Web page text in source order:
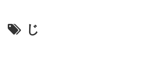
じ